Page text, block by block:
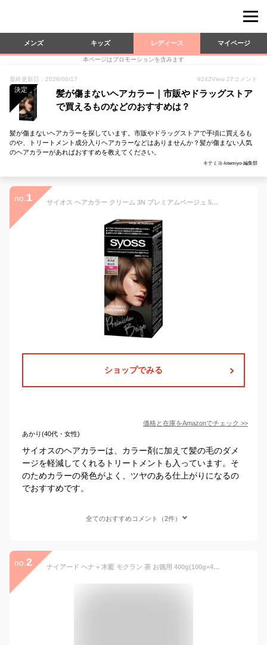
メンズ キッズ レディース マイページ
本ページはプロモーションを含みます
最終更新日：2026/06/17 9242View 27 コメント
決定
髪が傷まないヘアカラー｜市販やドラッグストア
で買えるものなどのおすすめは？
髪が傷まないヘアカラーを探しています。市販やドラッグストアで手頃に買えるも
のや、トリートメント成分入りヘアカラーなどはありませんか？髪が傷まない人気
のヘアカラーがあればおすすめを教えてください。
キテミヨ-kitemiyo-編集部
no. 1 サイオス ヘアカラー クリーム 3N プレミアムベージュ 50g+50g [医薬部外品] (おうちで手に入るサロン品質) 1個 (x 1)
ショップでみる
価格と在庫をAmazonでチェック >>
あかり(40代・女性)
サイオスのヘアカラーは、カラー剤に加えて髪の毛のダメ
ージを軽減してくれるトリートメントも入っています。そ
のためカラーの発色がよく、ツヤのある仕上がりになるの
でおすすめです。
全てのおすすめコメント（2件）
no. 2 ナイアード ヘナ + 木藍 モクラン 茶 お徳用 400g(100g×4) + 洗うハイドロキノン石鹸 プラスソープHQミニ付き [ Naiad ヘアカラー hena ヘナカラー 白髪染め 市販 ペースト オーガニック ヘナパウダー カラートリートメント ]